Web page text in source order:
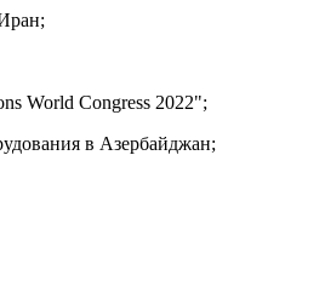
World Congress 2022";
в Азербайджан;